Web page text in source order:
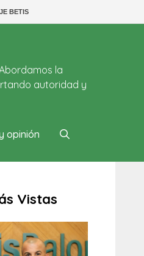
BETIS
la
autoridad y
opinión
Vistas